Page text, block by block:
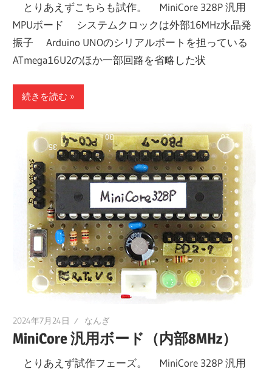
とりあえずこちらも試作。 MiniCore 328P 汎用
MPUボード システムクロックは外部16MHz水晶発
振子 Arduino UNOのシリアルポートを担っている
ATmega16U2のほか一部回路を省略した状
続きを読む
2024年7月24日 なんぎ
MiniCore 汎用ボード（内部8MHz）
とりあえず試作フェーズ。 MiniCore 328P 汎用